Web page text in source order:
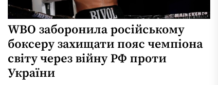
WBO заборонила російському
боксеру захищати пояс чемпіона
світу через війну РФ проти
України